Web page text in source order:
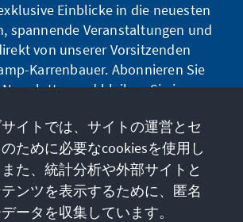
Einblicke in die neuesten
spannende Veranstaltungen und
von unserer Vorsitzenden
Karrenbauer. Abonnieren Sie
und bleiben Sie immer
Jetzt abonnieren
イトでは、サイトの運営とセ
ために必要なcookiesを使用し
た、統計分析や外部サイトと
ンツを表示するために、匿名
ータを収集しています。